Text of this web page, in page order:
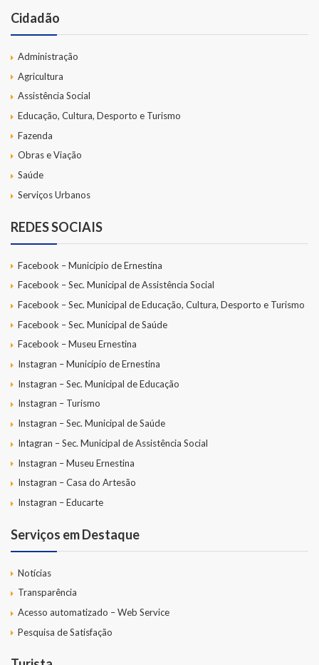
Cidadão
Administração
Agricultura
Assistência Social
Educação, Cultura, Desporto e Turismo
Fazenda
Obras e Viação
Saúde
Serviços Urbanos
REDES SOCIAIS
Facebook – Município de Ernestina
Facebook – Sec. Municipal de Assistência Social
Facebook – Sec. Municipal de Educação, Cultura, Desporto e Turismo
Facebook – Sec. Municipal de Saúde
Facebook – Museu Ernestina
Instagran – Município de Ernestina
Instagran – Sec. Municipal de Educação
Instagran – Turismo
Instagran – Sec. Municipal de Saúde
Intagran – Sec. Municipal de Assistência Social
Instagran – Museu Ernestina
Instagran – Casa do Artesão
Instagran – Educarte
Serviços em Destaque
Notícias
Transparência
Acesso automatizado – Web Service
Pesquisa de Satisfação